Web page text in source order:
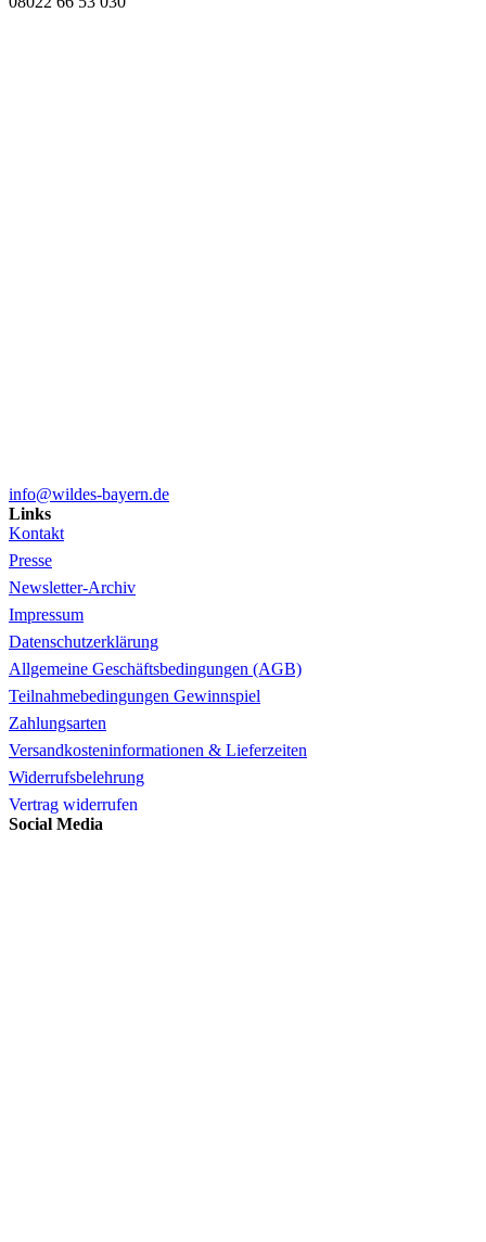
info@wildes-bayern.de
Links
Kontakt
Presse
Newsletter-Archiv
Impressum
Datenschutzerklärung
Allgemeine Geschäftsbedingungen (AGB)
Teilnahmebedingungen Gewinnspiel
Zahlungsarten
Versandkosteninformationen & Lieferzeiten
Widerrufsbelehrung
Vertrag widerrufen
Social Media